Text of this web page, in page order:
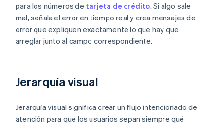
para los números de tarjeta de crédito. Si algo sale
mal, señala el error en tiempo real y crea mensajes de
error que expliquen exactamente lo que hay que
arreglar junto al campo correspondiente.
Jerarquía visual
Jerarquía visual significa crear un flujo intencionado de
atención para que los usuarios sepan siempre qué